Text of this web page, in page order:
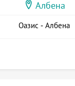
Албена
Оазис - Албена